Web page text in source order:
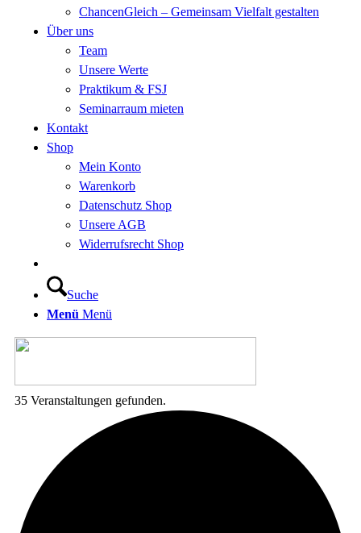
ChancenGleich – Gemeinsam Vielfalt gestalten
Über uns
Team
Unsere Werte
Praktikum & FSJ
Seminarraum mieten
Kontakt
Shop
Mein Konto
Warenkorb
Datenschutz Shop
Unsere AGB
Widerrufsrecht Shop
Suche
Menü Menü
35 Veranstaltungen gefunden.